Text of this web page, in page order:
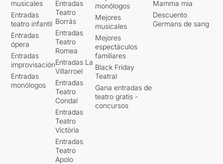
musicales
Entradas
teatro infantil
Entradas
ópera
Entradas
improvisación
Entradas
monólogos
Entradas
Teatro
Borrás
Entradas
Teatro
Romea
Entradas La
Villarroel
Entradas
Teatro
Condal
Entradas
Teatro
Victòria
Entradas
Teatro
Apolo
monólogos
Mejores
musicales
Mejores
espectáculos
familiares
Black Friday
Teatral
Gana entradas de
teatro gratis -
concursos
Mamma mia
Descuento
Germans de sang